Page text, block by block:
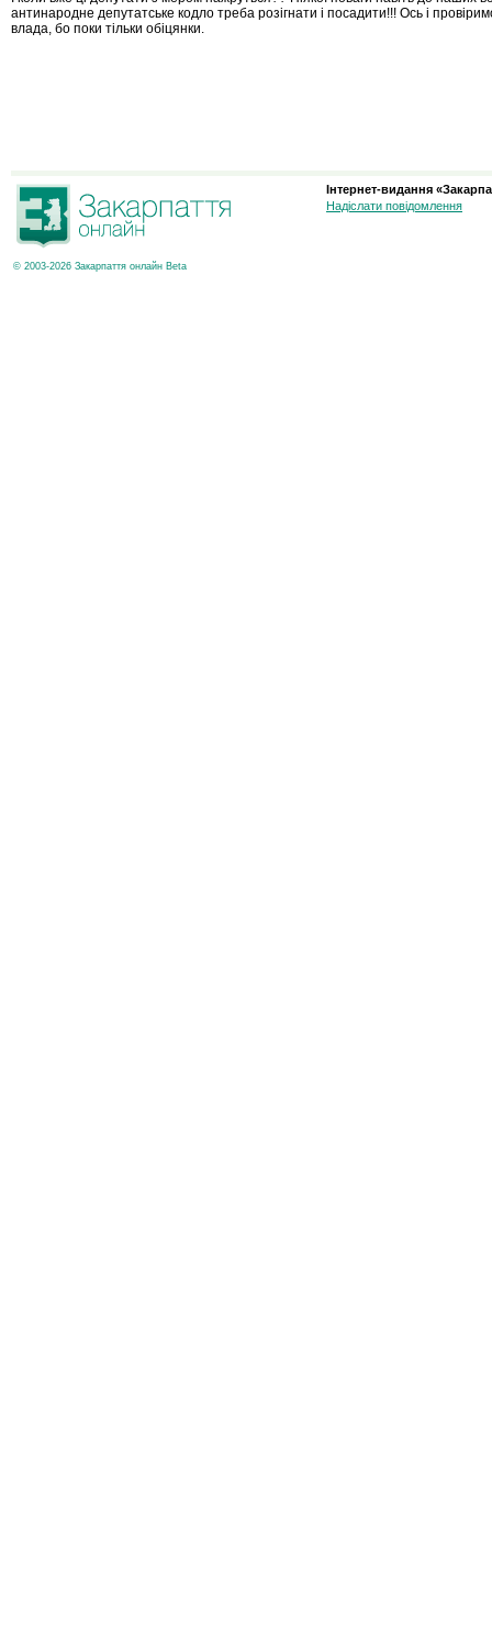
антинародне депутатське кодло треба розігнати і посадити!!! Ось і
влада, бо поки тільки обіцянки.
© 2003-2026 Закарпаття онлайн Beta
Інтернет-видання
Надіслати повідомлення